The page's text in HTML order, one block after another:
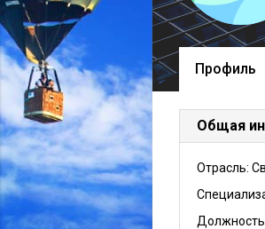
Профиль
Общая
Отрасль: